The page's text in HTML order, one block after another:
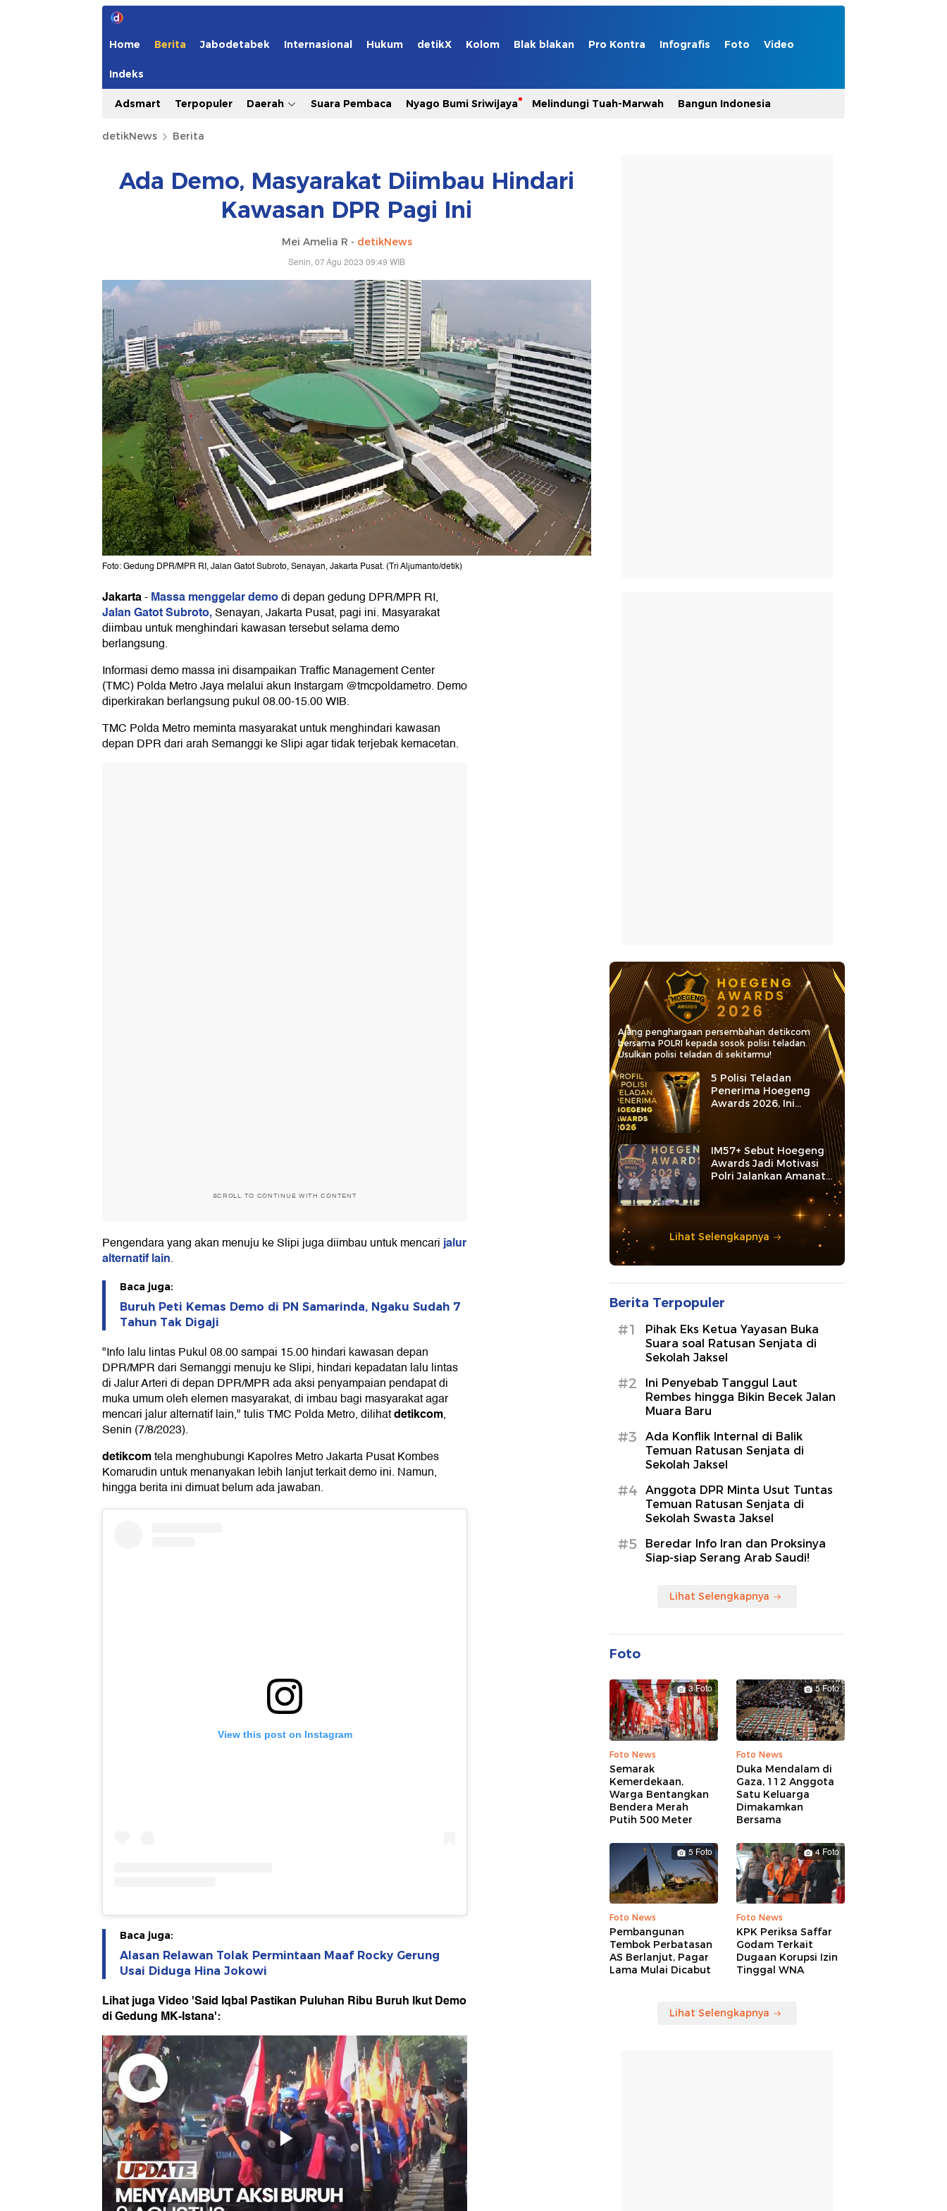
Home Berita Jabodetabek Internasional Hukum detikX Kolom Blak blakan Pro Kontra Infografis Foto Video
Indeks
Adsmart Terpopuler Daerah Suara Pembaca Nyago Bumi Sriwijaya Melindungi Tuah-Marwah Bangun Indonesia
detikNews Berita
Ada Demo, Masyarakat Diimbau Hindari
Kawasan DPR Pagi Ini
Mei Amelia R - detikNews
Senin, 07 Agu 2023 09:49 WIB
Foto: Gedung DPR/MPR RI, Jalan Gatot Subroto, Senayan, Jakarta Pusat. (Tri Aljumanto/detik)
Jakarta-Massa menggelar demodi depan gedung DPR/MPR RI,
Jalan Gatot Subroto,Senayan, Jakarta Pusat, pagi ini. Masyarakat
diimbau untuk menghindari kawasan tersebut selama demo
berlangsung.
Informasi demo massa ini disampaikan Traffic Management Center
(TMC) Polda Metro Jaya melalui akun Instargam @tmcpoldametro. Demo
diperkirakan berlangsung pukul 08.00-15.00 WIB.
TMC Polda Metro meminta masyarakat untuk menghindari kawasan
depan DPR dari arah Semanggi ke Slipi agar tidak terjebak kemacetan.
SCROLL TO CONTINUE WITH CONTENT
Pengendara yang akan menuju ke Slipi juga diimbau untuk mencarijalur
alternatif lain.
Baca juga:
Buruh Peti Kemas Demo di PN Samarinda, Ngaku Sudah 7
Tahun Tak Digaji
"Info lalu lintas Pukul 08.00 sampai 15.00 hindari kawasan depan
DPR/MPR dari Semanggi menuju ke Slipi, hindari kepadatan lalu lintas
di Jalur Arteri di depan DPR/MPR ada aksi penyampaian pendapat di
muka umum oleh elemen masyarakat, di imbau bagi masyarakat agar
mencari jalur alternatif lain," tulis TMC Polda Metro, dilihatdetikcom,
Senin (7/8/2023).
detikcomtela menghubungi Kapolres Metro Jakarta Pusat Kombes
Komarudin untuk menanyakan lebih lanjut terkait demo ini. Namun,
hingga berita ini dimuat belum ada jawaban.
View this post on Instagram
Baca juga:
Alasan Relawan Tolak Permintaan Maaf Rocky Gerung
Usai Diduga Hina Jokowi
Lihat juga Video 'Said Iqbal Pastikan Puluhan Ribu Buruh Ikut Demo
di Gedung MK-Istana':
Ajang penghargaan persembahan detikcom
bersama POLRI kepada sosok polisi teladan.
Usulkan polisi teladan di sekitarmu!
5 Polisi Teladan
Penerima Hoegeng
Awards 2026, Ini
Kategori dan Kiprahnya
IM57+ Sebut Hoegeng
Awards Jadi Motivasi
Polri Jalankan Amanat
Lihat Selengkapnya
Berita Terpopuler
#1
Pihak Eks Ketua Yayasan Buka
Suara soal Ratusan Senjata di
Sekolah Jaksel
#2
Ini Penyebab Tanggul Laut
Rembes hingga Bikin Becek Jalan
Muara Baru
#3
Ada Konflik Internal di Balik
Temuan Ratusan Senjata di
Sekolah Jaksel
#4
Anggota DPR Minta Usut Tuntas
Temuan Ratusan Senjata di
Sekolah Swasta Jaksel
#5
Beredar Info Iran dan Proksinya
Siap-siap Serang Arab Saudi!
Lihat Selengkapnya
Foto
3 Foto
Foto News
Semarak
Kemerdekaan,
Warga Bentangkan
Bendera Merah
Putih 500 Meter
5 Foto
Foto News
Duka Mendalam di
Gaza, 112 Anggota
Satu Keluarga
Dimakamkan
Bersama
5 Foto
Foto News
Pembangunan
Tembok Perbatasan
AS Berlanjut, Pagar
Lama Mulai Dicabut
4 Foto
Foto News
KPK Periksa Saffar
Godam Terkait
Dugaan Korupsi Izin
Tinggal WNA
Lihat Selengkapnya